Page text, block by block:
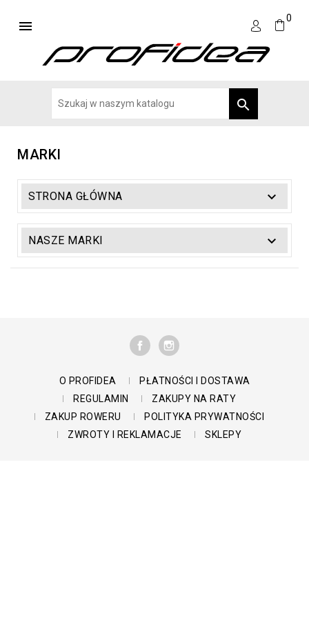
 0

MARKI
STRONA GŁÓWNA 
NASZE MARKI 
FACEBOOKINSTAGRAM
O PROFIDEA
PŁATNOŚCI I DOSTAWA
REGULAMIN
ZAKUPY NA RATY
ZAKUP ROWERU
POLITYKA PRYWATNOŚCI
ZWROTY I REKLAMACJE
SKLEPY